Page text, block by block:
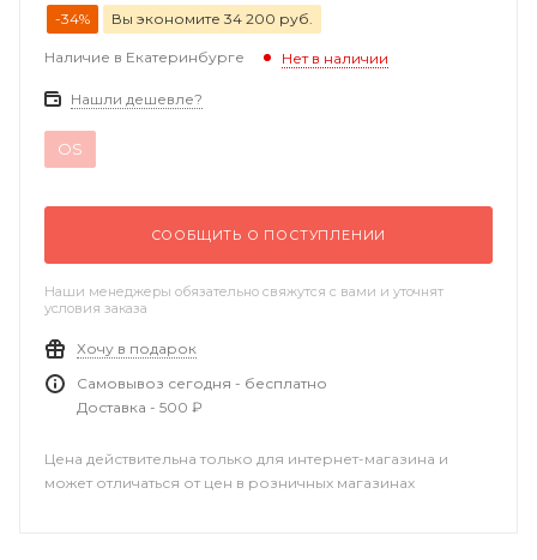
-34% Вы экономите 34 200 руб.
Наличие в Екатеринбурге Нет в наличии
Нашли дешевле?
OS
СООБЩИТЬ О ПОСТУПЛЕНИИ
Наши менеджеры обязательно свяжутся с вами и уточнят
условия заказа
Хочу в подарок
Самовывоз сегодня - бесплатно
Доставка - 500 ₽
Цена действительна только для интернет-магазина и
может отличаться от цен в розничных магазинах